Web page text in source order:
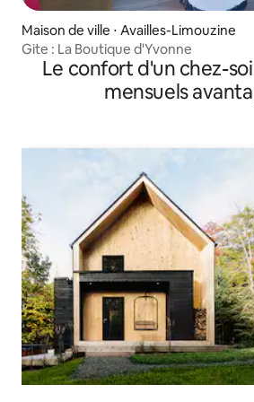
Maison de ville ⋅ Availles-Limouzine
Gite : La Boutique d'Yvonne
Le confort d'un chez-
mensuels